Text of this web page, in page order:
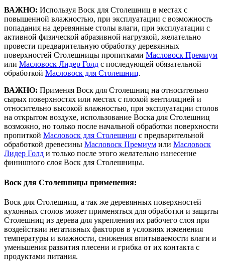
ВАЖНО: Используя Воск для Столешниц в местах с
повышенной влажностью, при эксплуатации с возможность
попадания на деревянные столы влаги, при эксплуатации с
активной физической абразивной нагрузкой, желательно
провести предварительную обработку деревянных
поверхностей Столешницы пропитками Масловоск Премиум
или Масловоск Лидер Голд с последующей обязательной
обработкой Масловоск для Столешниц.
ВАЖНО: Применяя Воск для Столешниц на относительно
сырых поверхностях или местах с плохой вентиляцией и
относительно высокой влажностью, при эксплуатации столов
на открытом воздухе, использование Воска для Столешниц
возможно, но только после начальной обработки поверхности
пропиткой Масловоск для Столешниц с предварительной
обработкой древесины Масловоск Премиум или Масловоск
Лидер Голд и только после этого желательно нанесение
финишного слоя Воск для Столешницы.
Воск для Столешницы применения:
Воск для Столешниц, а так же деревянных поверхностей
кухонных столов может применяться для обработки и защиты
Столешниц из дерева для укрепления их рабочего слоя при
воздействии негативных факторов в условиях изменения
температуры и влажности, снижения впитываемости влаги и
уменьшения развития плесени и грибка от их контакта с
продуктами питания.